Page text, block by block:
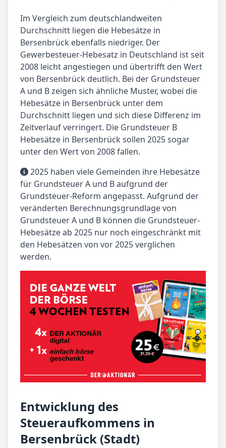
Im Vergleich zum deutschlandweiten
Durchschnitt liegen die Hebesätze in
Bersenbrück ebenfalls niedriger. Der
Gewerbesteuer-Hebesatz in Deutschland ist seit
2008 leicht angestiegen und übertrifft den Wert
von Bersenbrück deutlich. Bei der Grundsteuer
A und B zeigen sich ähnliche Muster, wobei die
Hebesätze in Bersenbrück unter dem
Durchschnitt liegen und sich diese Differenz im
Zeitverlauf verringert. Die Grundsteuer B
Hebesätze in Bersenbrück sollen 2025 sogar
unter den Wert von 2008 fallen.
2025 haben viele Gemeinden ihre Hebesätze
für Grundsteuer A und B aufgrund der
Grundsteuer-Reform angepasst. Aufgrund der
veränderten Berechnungsgrundlage von
Grundsteuer A und B können die Grundsteuer-
Hebesätze ab 2025 nur noch eingeschränkt mit
den Hebesätzen von vor 2025 verglichen
werden.
Entwicklung des
Steueraufkommens in
Bersenbrück (Stadt)